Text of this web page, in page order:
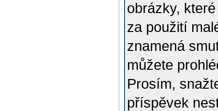
obrázky,
za použití
znamená
můžete
Prosím,
příspěvek